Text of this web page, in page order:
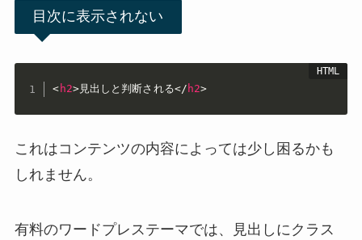
目次に表示されない
< h2>見出しと判断される</ h2>
これはコンテンツの内容によっては少し困るかも
しれません。
有料のワードプレステーマでは、見出しにクラス